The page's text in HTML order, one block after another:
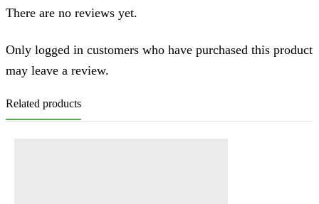
There are no reviews yet.
Only logged in customers who have purchased this product
may leave a review.
Related products